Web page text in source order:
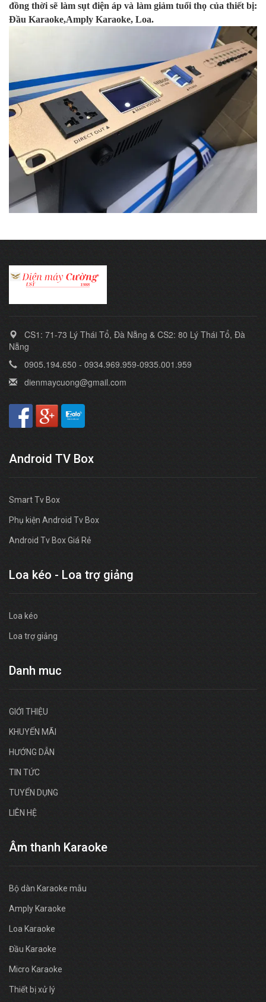
đồng thời sẽ làm sụt điện áp và làm giảm tuổi thọ của thiết bị:
Đầu Karaoke,Amply Karaoke, Loa.
CS1: 71-73 Lý Thái Tổ, Đà Nẵng & CS2: 80 Lý Thái Tổ, Đà
Nẵng
0905.194.650 - 0934.969.959-0935.001.959
dienmaycuong@gmail.com
Android TV Box
Smart Tv Box
Phụ kiện Android Tv Box
Android Tv Box Giá Rẻ
Loa kéo - Loa trợ giảng
Loa kéo
Loa trợ giảng
Danh muc
GIỚI THIỆU
KHUYẾN MÃI
HƯỚNG DẪN
TIN TỨC
TUYỂN DỤNG
LIÊN HỆ
Âm thanh Karaoke
Bộ dàn Karaoke mẫu
Amply Karaoke
Loa Karaoke
Đầu Karaoke
Micro Karaoke
Thiết bị xử lý